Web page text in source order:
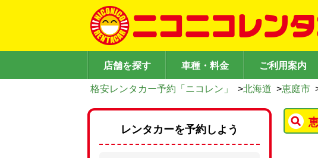
店舗を探す 車種・料金 ご利用案内
格安レンタカー予約「ニコレン」 >北海道 >恵庭市
レンタカーを予約しよう